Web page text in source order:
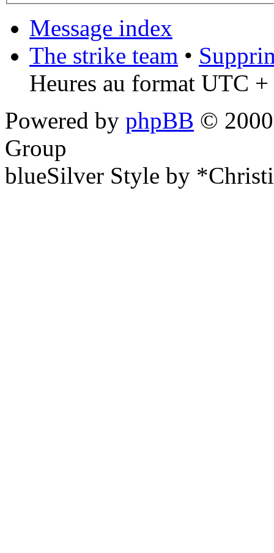
Message index
The strike team •
Heures au format UTC
Powered by phpBB ©
Group
blueSilver Style by